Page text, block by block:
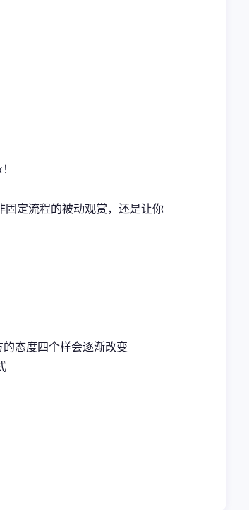
定流程的被动观赏，还是让你
态度四个样会逐渐改变